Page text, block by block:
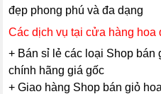
đẹp phong phú và đa dạng
Các dịch vụ tại cửa hàng hoa
+ Bán sỉ lẻ các loại Shop
chính hãng giá gốc
+ Giao hàng Shop bán giỏ